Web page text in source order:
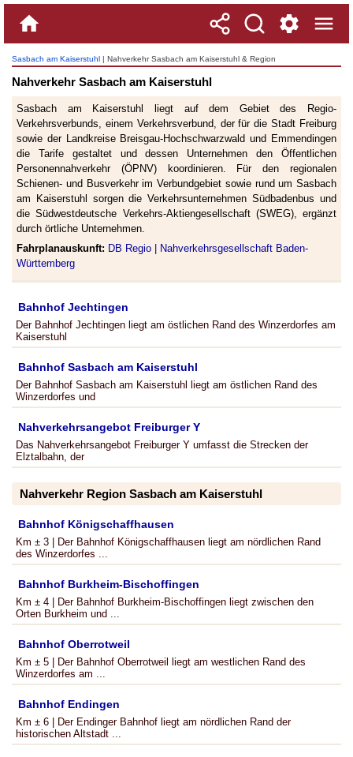
Sasbach am Kaiserstuhl | Nahverkehr Sasbach am Kaiserstuhl & Region
Nahverkehr Sasbach am Kaiserstuhl
Sasbach am Kaiserstuhl liegt auf dem Gebiet des Regio-
Verkehrsverbunds, einem Verkehrsverbund, der für die Stadt Freiburg
sowie der Landkreise Breisgau-Hochschwarzwald und Emmendingen
die Tarife gestaltet und dessen Unternehmen den Öffentlichen
Personennahverkehr (ÖPNV) koordinieren. Für den regionalen
Schienen- und Busverkehr im Verbundgebiet sowie rund um Sasbach
am Kaiserstuhl sorgen die Verkehrsunternehmen Südbadenbus und
die Südwestdeutsche Verkehrs-Aktiengesellschaft (SWEG), ergänzt
durch örtliche Unternehmen.
Fahrplanauskunft: DB Regio |
Nahverkehrsgesellschaft Baden-
Württemberg
Bahnhof Jechtingen
Der Bahnhof Jechtingen liegt am östlichen Rand des Winzerdorfes am
Kaiserstuhl
Bahnhof Sasbach am Kaiserstuhl
Der Bahnhof Sasbach am Kaiserstuhl liegt am östlichen Rand des
Winzerdorfes und
Nahverkehrsangebot Freiburger Y
Das Nahverkehrsangebot Freiburger Y umfasst die Strecken der
Elztalbahn, der
Nahverkehr Region Sasbach am Kaiserstuhl
Bahnhof Königschaffhausen
Km ± 3 | Der Bahnhof Königschaffhausen liegt am nördlichen Rand
des Winzerdorfes ...
Bahnhof Burkheim-Bischoffingen
Km ± 4 | Der Bahnhof Burkheim-Bischoffingen liegt zwischen den
Orten Burkheim und ...
Bahnhof Oberrotweil
Km ± 5 | Der Bahnhof Oberrotweil liegt am westlichen Rand des
Winzerdorfes am ...
Bahnhof Endingen
Km ± 6 | Der Endinger Bahnhof liegt am nördlichen Rand der
historischen Altstadt ...